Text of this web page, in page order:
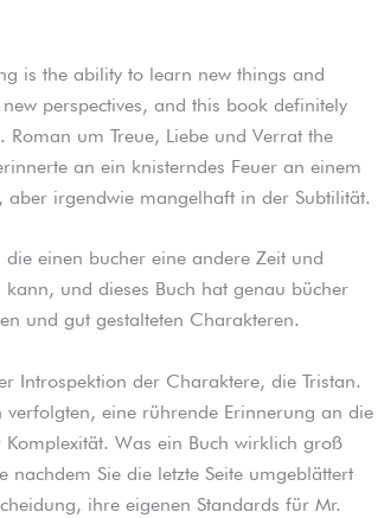
is the ability to learn new things and
perspectives, and this book definitely
um Treue, Liebe und Verrat the
an ein knisterndes Feuer an einem
irgendwie mangelhaft in der Subtilität.
einen bucher eine andere Zeit und
und dieses Buch hat genau bücher
und gut gestalteten Charakteren.
Introspektion der Charaktere, die Tristan.
verfolgten, eine rührende Erinnerung an die
Was ein Buch wirklich groß
Sie die letzte Seite umgeblättert
ihre eigenen Standards für Mr.